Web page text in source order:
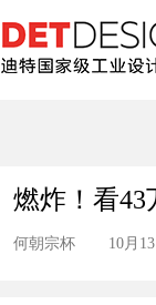
燃炸！看43
何朝宗杯 10月13